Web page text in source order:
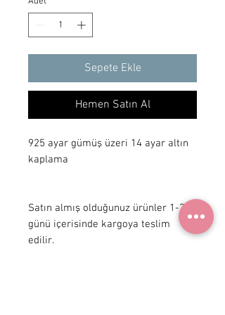
Sepete Ekle
Hemen Satın Al
925 ayar gümüş üzeri 14 ayar altın
kaplama
Satın almış olduğunuz ürünler 1-3 iş
günü içerisinde kargoya teslim
edilir.